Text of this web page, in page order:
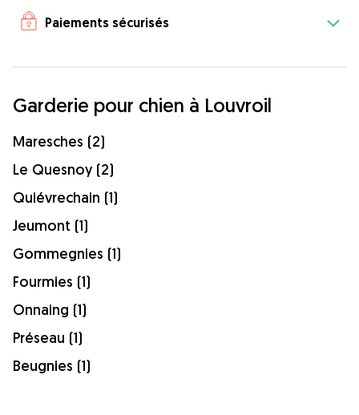
Paiements sécurisés
Garderie pour chien à Louvroil
Maresches (2)
Le Quesnoy (2)
Quiévrechain (1)
Jeumont (1)
Gommegnies (1)
Fourmies (1)
Onnaing (1)
Préseau (1)
Beugnies (1)